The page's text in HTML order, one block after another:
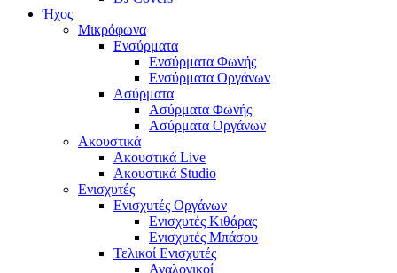
Ήχος
Μικρόφωνα
Ενσύρματα
Ενσύρματα Φωνής
Ενσύρματα Οργάνων
Ασύρματα
Ασύρματα Φωνής
Ασύρματα Οργάνων
Ακουστικά
Ακουστικά Live
Ακουστικά Studio
Ενισχυτές
Ενισχυτές Οργάνων
Ενισχυτές Κιθάρας
Ενισχυτές Μπάσου
Τελικοί Ενισχυτές
Αναλογικοί